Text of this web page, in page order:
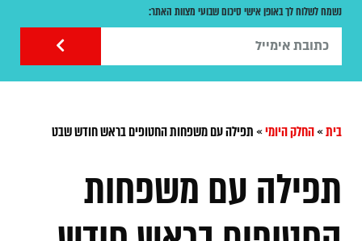
נשמח לשלוח לך באופן אישי סיכום שבועי מצוות האתר:
בית»החלק היומי»תפילה עם משפחות החטופים בראש חודש שבט
תפילה עם משפחות